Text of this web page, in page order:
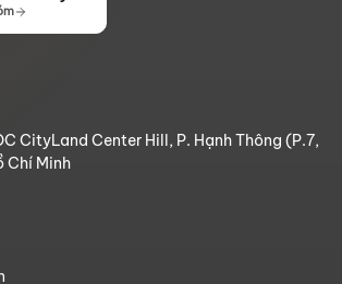
CityLand Center Hill, P. Hạnh Thông (P.7,
Chí Minh